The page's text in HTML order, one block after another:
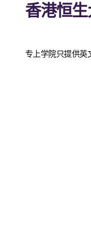
香港恒
专上学院只提供英